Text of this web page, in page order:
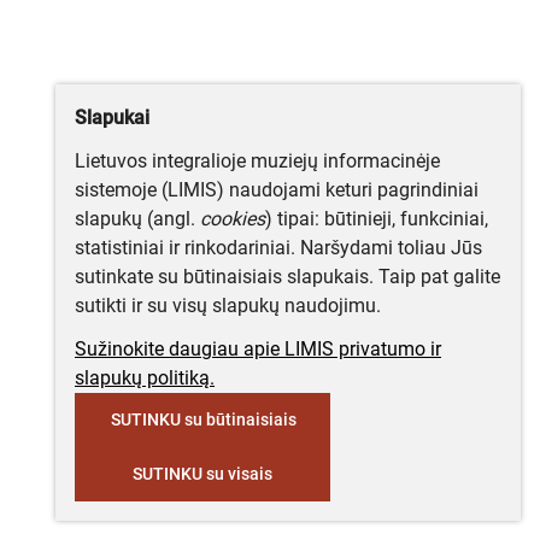
Slapukai
Lietuvos integralioje muziejų informacinėje
sistemoje (LIMIS) naudojami keturi pagrindiniai
slapukų (angl. cookies) tipai: būtinieji, funkciniai,
statistiniai ir rinkodariniai. Naršydami toliau Jūs
sutinkate su būtinaisiais slapukais. Taip pat galite
sutikti ir su visų slapukų naudojimu.
Sužinokite daugiau apie LIMIS privatumo ir
slapukų politiką.
SUTINKU su būtinaisiais
SUTINKU su visais